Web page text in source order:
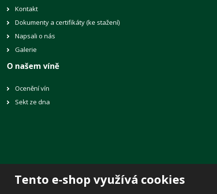
Tento e-shop využívá cookies
Kontakt
Dokumenty a certifikáty (ke stažení)
Napsali o nás
Galerie
O našem víně
Ocenění vín
Sekt ze dna